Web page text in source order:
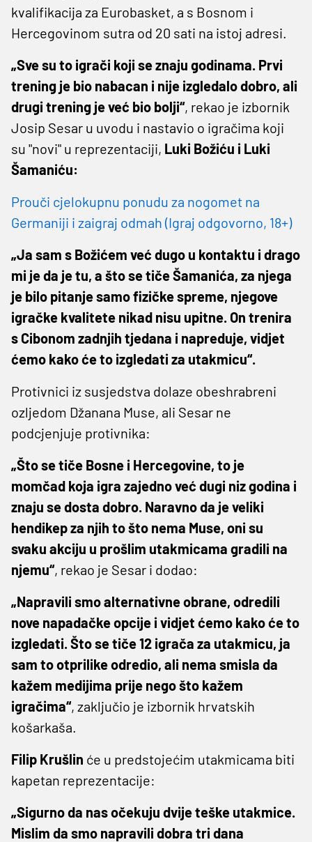
kvalifikacija za Eurobasket, a s Bosnom i
Hercegovinom sutra od 20 sati na istoj adresi.
„Sve su to igrači koji se znaju godinama. Prvi
trening je bio nabacan i nije izgledalo dobro, ali
drugi trening je već bio bolji“, rekao je izbornik
Josip Sesar u uvodu i nastavio o igračima koji
su "novi" u reprezentaciji, Luki Božiću i Luki
Šamaniću:
Prouči cjelokupnu ponudu za nogomet na
Germaniji i zaigraj odmah (Igraj odgovorno, 18+)
„Ja sam s Božićem već dugo u kontaktu i drago
mi je da je tu, a što se tiče Šamanića, za njega
je bilo pitanje samo fizičke spreme, njegove
igračke kvalitete nikad nisu upitne. On trenira
s Cibonom zadnjih tjedana i napreduje, vidjet
ćemo kako će to izgledati za utakmicu“.
Protivnici iz susjedstva dolaze obeshrabreni
ozljedom Džanana Muse, ali Sesar ne
podcjenjuje protivnika:
„Što se tiče Bosne i Hercegovine, to je
momčad koja igra zajedno već dugi niz godina i
znaju se dosta dobro. Naravno da je veliki
hendikep za njih to što nema Muse, oni su
svaku akciju u prošlim utakmicama gradili na
njemu“, rekao je Sesar i dodao:
„Napravili smo alternativne obrane, odredili
nove napadačke opcije i vidjet ćemo kako će to
izgledati. Što se tiče 12 igrača za utakmicu, ja
sam to otprilike odredio, ali nema smisla da
kažem medijima prije nego što kažem
igračima“, zaključio je izbornik hrvatskih
košarkaša.
Filip Krušlin će u predstojećim utakmicama biti
kapetan reprezentacije:
„Sigurno da nas očekuju dvije teške utakmice.
Mislim da smo napravili dobra tri dana